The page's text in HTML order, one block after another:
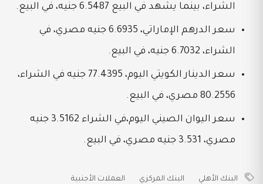
الشراء، بينما يشهد في البيع 6.5487 جنيه، في البيع.
سعر الدرهم الإماراتي، 6.6935 جنيه مصري، في
الشراء، 6.7032 جنيه، في البيع.
سعر الدينار الكويتي اليوم، 77.4395 جنيه في الشراء،
80.2556 مصري، في البيع.
سعر اليوان الصيني اليوم،في الشراء 3.5162 جنيه
مصري، 3.531 جنيه مصري، في البيع.
البنك الأهلي البنك المركزي العملات الأجنبية